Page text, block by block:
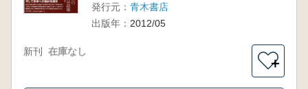
発行元： 青木書店
出版年： 2012/05
新刊 在庫なし
＋